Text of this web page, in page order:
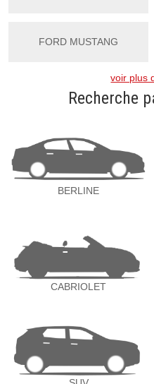
FORD MUSTANG
voir plus
Recherche
BERLINE
CABRIOLET